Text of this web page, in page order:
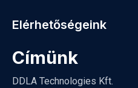
Elérhetőségeink
Címünk
DDLA Technologies Kft.